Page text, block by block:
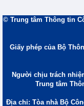
© Trung tâm Thông tin
Giấy phép của Bộ
Người chịu trách
Trung tâm
Địa chỉ: Tòa nhà Bộ